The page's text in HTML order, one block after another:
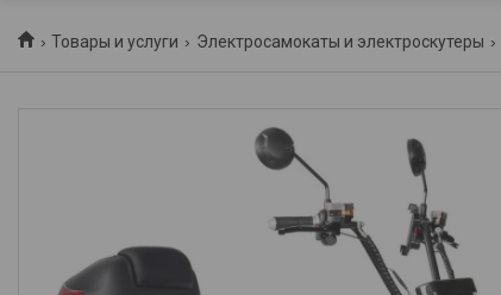
Товары и услуги Электросамокаты и электроскутеры